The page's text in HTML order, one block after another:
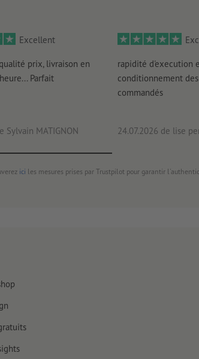
Excellent
prix, livraison en
Parfait
Sylvain MATIGNON
rapidité d'execution
conditionnement
commandés
24.07.2026 de lise
ici les mesures prises par Trustpilot pour garantir